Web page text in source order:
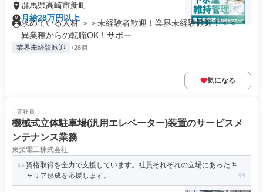
群馬県高崎市新町
月給28万円以上
求めている人材 ＞＞未経験者歓迎！業界未経験歓迎！＜＜ ＊
異業種からの転職OK！サポー...
業界未経験歓迎 +28個
気になる
正社員
機械式立体駐車場(汎用エレベーター)装置のサービスメ
ンテナンス業務
東栄電工株式会社
資格取得を全力で支援しています。社員それぞれの立場にあったキ
ャリア形成を応援します。